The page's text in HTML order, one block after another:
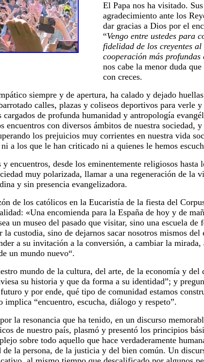
El Papa nos ha visitado.
agradecimiento ante los
dar gracias a Dios por el
“Vengo entre ustedes para
fidelidad de los creyentes
cooperación más
nos cabe la menor duda
con creces.
siempre y de apertura, ha calado y dejado
calles, plazas y coliseos deportivos para verle
cargados de profunda humanidad y antropología
encuentros con diversos ámbitos de nuestra sociedad,
los prejuicios muy corrientes en nuestra vida
a los que le han criticado ni a quienes le hemos
y encuentros, desde los eminentemente religiosos
muy polarizada, llamar a una regeneración de la
y sin presencia evangelizadora.
de los católicos en la Eucaristía de la fiesta del
«Una encomienda para la España de hoy y de
un museo del pasado que visitar, sino una escuela
la custodia, sino de dejarnos sacar nosotros mismos
a su invitación a la conversión, a cambiar la
un mundo nuevo“.
mundo de la cultura, del arte, de la economía y
su historia y que da forma a su identidad”; y
y por ende, qué tipo de comunidad estamos
implica “encuentro, escucha, diálogo y respeto”.
la resonancia que ha tenido, en un discurso
de nuestro país, plasmó y presentó los principios
sobre todo aquello que hace verdaderamente
la persona, de la justicia y del bien común. Un